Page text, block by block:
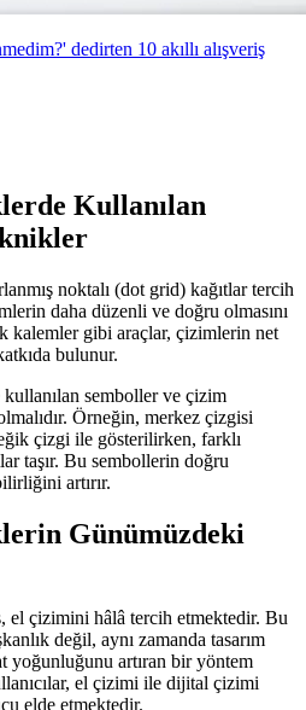
dedirten 10 akıllı alışveriş
Kullanılan
noktalı (dot grid) kağıtlar tercih
daha düzenli ve doğru olmasını
kalemler gibi araçlar, çizimlerin net
bulunur.
semboller ve çizim
Örneğin, merkez çizgisi
çizgi ile gösterilirken, farklı
taşır. Bu sembollerin doğru
artırır.
Günümüzdeki
el çizimini hâlâ tercih etmektedir. Bu
değil, aynı zamanda tasarım
yoğunluğunu artıran bir yöntem
el çizimi ile dijital çizimi
elde etmektedir.